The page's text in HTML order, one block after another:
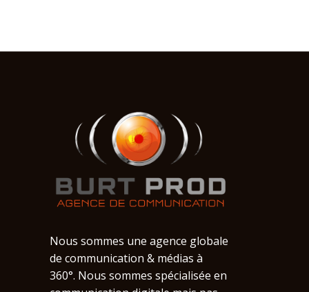
Nous sommes une agence globale
de communication & médias à
360°. Nous sommes spécialisée en